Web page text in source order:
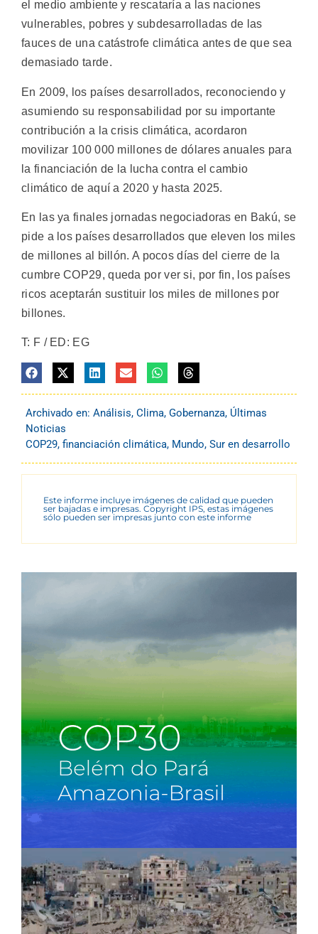
el medio ambiente y rescataría a las naciones
vulnerables, pobres y subdesarrolladas de las
fauces de una catástrofe climática antes de que sea
demasiado tarde.
En 2009, los países desarrollados, reconociendo y
asumiendo su responsabilidad por su importante
contribución a la crisis climática, acordaron
movilizar 100 000 millones de dólares anuales para
la financiación de la lucha contra el cambio
climático de aquí a 2020 y hasta 2025.
En las ya finales jornadas negociadoras en Bakú, se
pide a los países desarrollados que eleven los miles
de millones al billón. A pocos días del cierre de la
cumbre COP29, queda por ver si, por fin, los países
ricos aceptarán sustituir los miles de millones por
billones.
T: F / ED: EG
Archivado en: Análisis, Clima, Gobernanza, Últimas
Noticias
COP29, financiación climática, Mundo, Sur en desarrollo
Este informe incluye imágenes de calidad que pueden
ser bajadas e impresas. Copyright IPS, estas imágenes
sólo pueden ser impresas junto con este informe